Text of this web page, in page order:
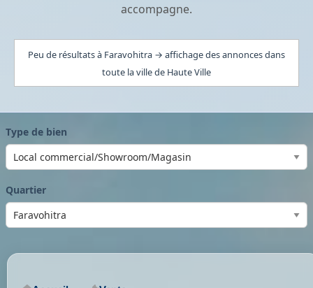
accompagne.
Peu de résultats à Faravohitra → affichage des annonces dans
toute la ville de Haute Ville
Type de bien
Quartier